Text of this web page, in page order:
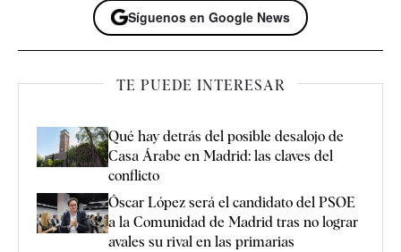
Síguenos en Google News
TE PUEDE INTERESAR
Qué hay detrás del posible desalojo de
Casa Árabe en Madrid: las claves del
conflicto
Óscar López será el candidato del PSOE
a la Comunidad de Madrid tras no lograr
avales su rival en las primarias